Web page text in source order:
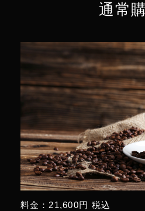
通常
料金：21,600円 税込